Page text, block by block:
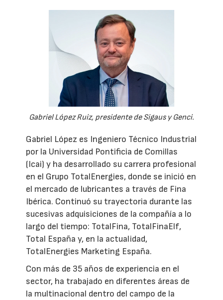
Gabriel López Ruiz, presidente de Sigaus y Genci.
Gabriel López es Ingeniero Técnico Industrial
por la Universidad Pontificia de Comillas
(Icai) y ha desarrollado su carrera profesional
en el Grupo TotalEnergies, donde se inició en
el mercado de lubricantes a través de Fina
Ibérica. Continuó su trayectoria durante las
sucesivas adquisiciones de la compañía a lo
largo del tiempo: TotalFina, TotalFinaElf,
Total España y, en la actualidad,
TotalEnergies Marketing España.
Con más de 35 años de experiencia en el
sector, ha trabajado en diferentes áreas de
la multinacional dentro del campo de la